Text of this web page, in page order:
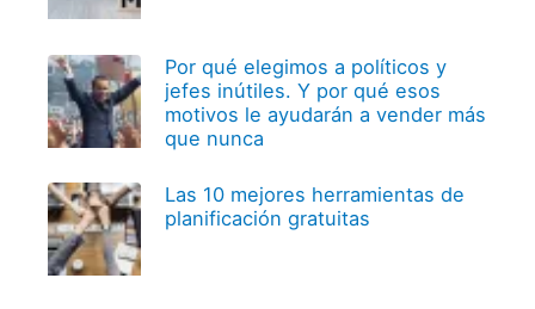
Por qué elegimos a políticos y
jefes inútiles. Y por qué esos
motivos le ayudarán a vender más
que nunca
Las 10 mejores herramientas de
planificación gratuitas